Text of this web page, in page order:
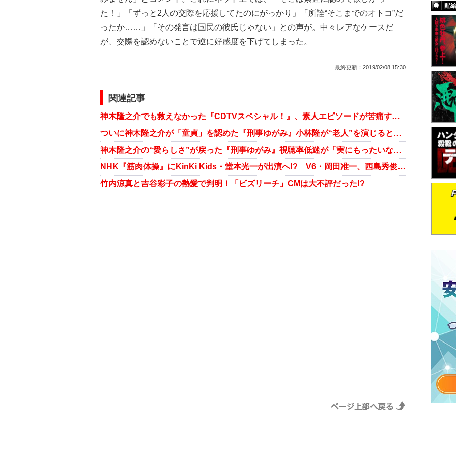
た！」「ずっと2人の交際を応援してたのにがっかり」「所詮“そこまでのオトコ”だ
ったか……」「その発言は国民の彼氏じゃない」との声が。中々レアなケースだ
が、交際を認めないことで逆に好感度を下げてしまった。
最終更新： 2019/02/08 15:30
関連記事
神木隆之介でも救えなかった『CDTVスペシャル！』、素人エピソードが苦痛すぎると話題に……
ついに神木隆之介が「童貞」を認めた『刑事ゆがみ』小林隆が“老人”を演じるという恐怖
神木隆之介の“愛らしさ”が戻った『刑事ゆがみ』視聴率低迷が「実にもったいない！」
NHK『筋肉体操』にKinKi Kids・堂本光一が出演へ!? V6・岡田准一、西島秀俊の名前も……
竹内涼真と吉谷彩子の熱愛で判明！「ビズリーチ」CMは大不評だった!?
配